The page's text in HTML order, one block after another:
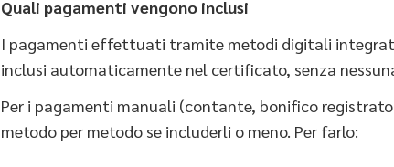
Quali pagamenti vengono inclusi
I pagamenti effettuati tramite metodi digitali integrati
inclusi automaticamente nel certificato, senza
Per i pagamenti manuali (contante, bonifico registrato
metodo per metodo se includerli o meno. Per farlo: